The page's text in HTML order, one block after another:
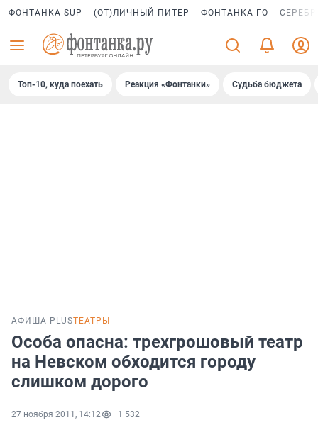
ФОНТАНКА SUP (ОТ)ЛИЧНЫЙ ПИТЕР ФОНТАНКА ГО
Топ-10, куда поехать Реакция «Фонтанки» Судьба бюджета
АФИША PLUSТЕАТРЫ
Особа опасна: трехгрошовый театр
на Невском обходится городу
слишком дорого
27 ноября 2011, 14:12 1 532